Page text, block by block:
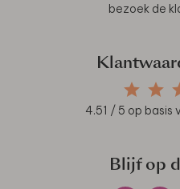
bezoek de
4.51 / 5 op basis
Blijf op